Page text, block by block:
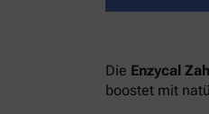
Die Enzycal
boostet mit